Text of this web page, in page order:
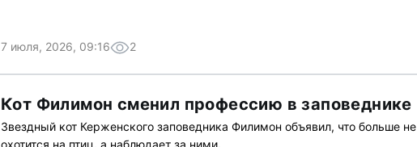
7 июля, 2026, 09:16 2
Кот Филимон сменил профессию в заповеднике
Звездный кот Керженского заповедника Филимон объявил, что больше не
охотится на птиц, а наблюдает за ними.